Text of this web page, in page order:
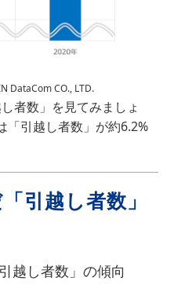
DataCom CO., LTD.
者数」を見てみましょ
「引越し者数」が約6.2%
引越し者数」
越し者数」の傾向